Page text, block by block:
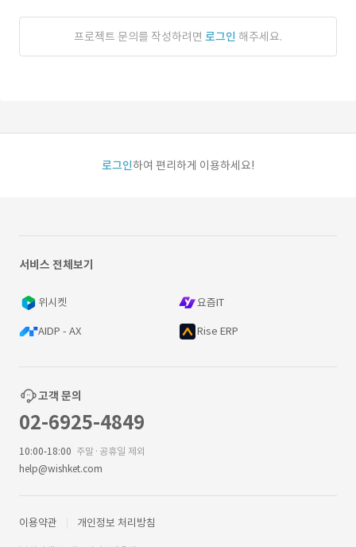
프로젝트 문의를 작성하려면 로그인 해주세요.
로그인하여 편리하게 이용하세요!
서비스 전체보기
위시켓 요즘IT
AIDP - AX Rise ERP
고객 문의
02-6925-4849
10:00-18:00 주말·공휴일 제외
help@wishket.com
이용약관 개인정보 처리방침